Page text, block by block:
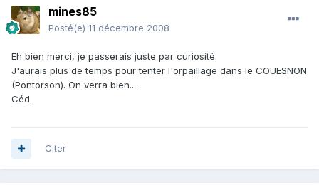
mines85
Posté(e) 11 décembre 2008
Eh bien merci, je passerais juste par curiosité.
J'aurais plus de temps pour tenter l'orpaillage dans le COUESNON
(Pontorson). On verra bien....
Céd
Citer